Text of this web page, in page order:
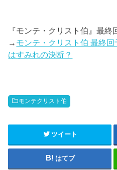
『モンテ・クリスト伯』最終
→ モンテ・クリスト伯 最終
はすみれの決断？
モンテクリスト伯
ツイート
はてブ